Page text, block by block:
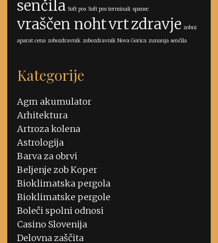
senčila Soft pos Soft pos terminali spanec
vraščen nohtvrtzdravje zobni
aparat cena zobozdravnik zobozdravnik Nova Gorica zunanja senčila
Kategorije
Agm akumulator
Arhitektura
Artroza kolena
Astrologija
Barva za obrvi
Beljenje zob Koper
Bioklimatska pergola
Bioklimatske pergole
Boleči spolni odnosi
Casino Slovenija
Delovna zaščita